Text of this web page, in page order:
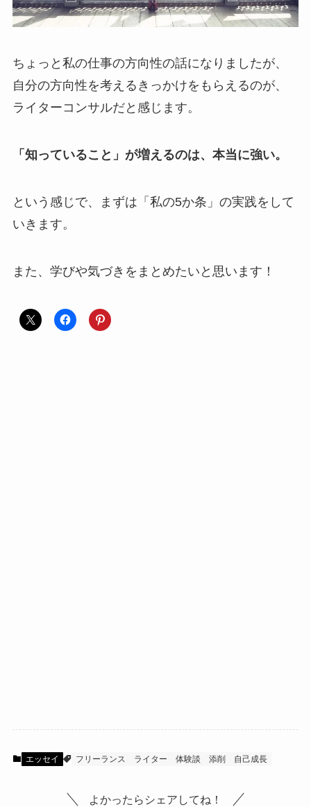
ちょっと私の仕事の方向性の話になりましたが、
自分の方向性を考えるきっかけをもらえるのが、
ライターコンサルだと感じます。
「知っていること」が増えるのは、本当に強い。
という感じで、まずは「私の5か条」の実践をして
いきます。
また、学びや気づきをまとめたいと思います！
エッセイ フリーランス ライター 体験談 添削 自己成長
よかったらシェアしてね！